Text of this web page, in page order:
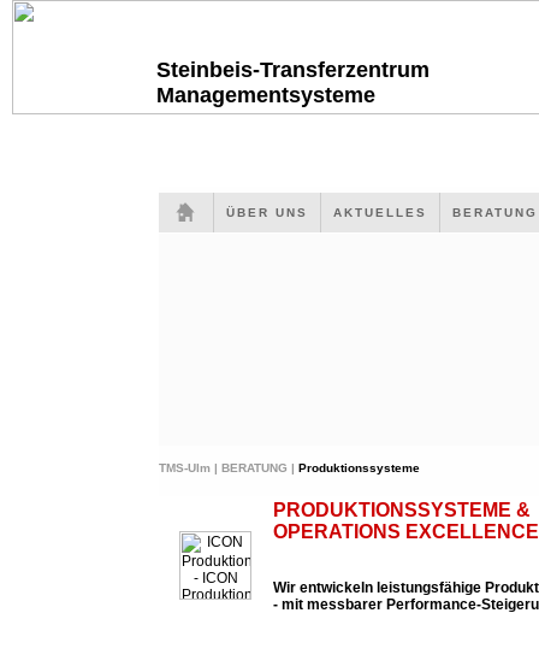
Steinbeis-Transferzentrum
Managementsysteme
ÜBER UNS AKTUELLES
TMS-Ulm | BERATUNG | Produktionssysteme
PRODUKTIONSSYSTEME &
OPERATIONS EXCELLENCE
Wir entwickeln leistungsfähige
- mit messbarer Performance-